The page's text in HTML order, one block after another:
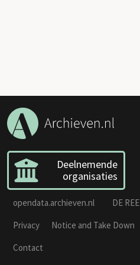
Deelnemende
organisaties
opendata.archieven.nl DE REE
Privacy
Notice and Take Down
Contact